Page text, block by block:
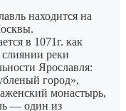
находится на
в 1071г. как
реки
Ярославля:
город»,
монастырь,
— один из